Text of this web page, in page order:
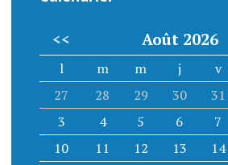
<< Août 2026
l m m j v
27
28 29 30 31
3
4 5 6 7
10
11 12 13 14